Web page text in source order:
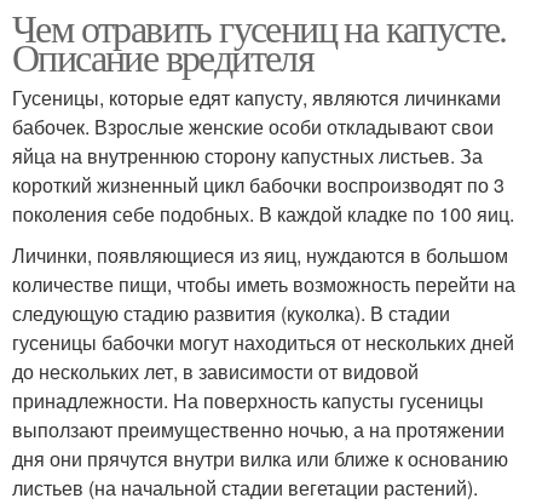
Чем отравить гусениц на капусте.
Описание вредителя
Гусеницы, которые едят капусту, являются личинками
бабочек. Взрослые женские особи откладывают свои
яйца на внутреннюю сторону капустных листьев. За
короткий жизненный цикл бабочки воспроизводят по 3
поколения себе подобных. В каждой кладке по 100 яиц.
Личинки, появляющиеся из яиц, нуждаются в большом
количестве пищи, чтобы иметь возможность перейти на
следующую стадию развития (куколка). В стадии
гусеницы бабочки могут находиться от нескольких дней
до нескольких лет, в зависимости от видовой
принадлежности. На поверхность капусты гусеницы
выползают преимущественно ночью, а на протяжении
дня они прячутся внутри вилка или ближе к основанию
листьев (на начальной стадии вегетации растений).